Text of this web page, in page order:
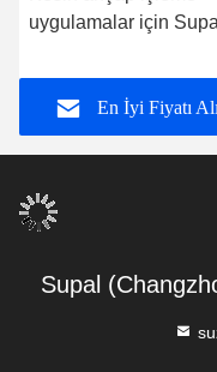
uygulamalar için Supal
Karbid Yönlendirici
En İyi Fiyatı
Supal